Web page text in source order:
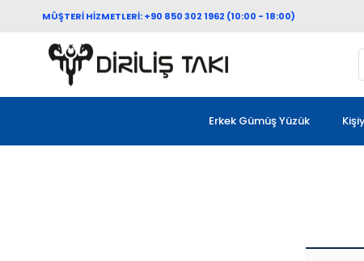
MÜŞTERİ HİZMETLERİ: +90 850 302 1962 (10:00 - 18:00)
Erkek Gümüş Yüzük